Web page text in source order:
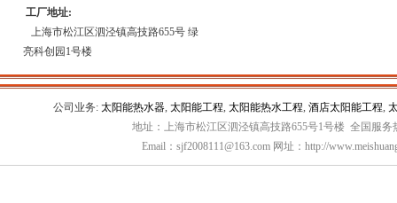
工厂地址:
上海市松江区泗泾镇高技路655号 绿
亮科创园1号楼
公司业务: 太阳能热水器, 太阳能工程, 太阳能热水工程, 酒店太阳能工程,
地址：上海市松江区泗泾镇高技路655号1号楼 全国服务
Email：sjf2008111@163.com 网址：http://